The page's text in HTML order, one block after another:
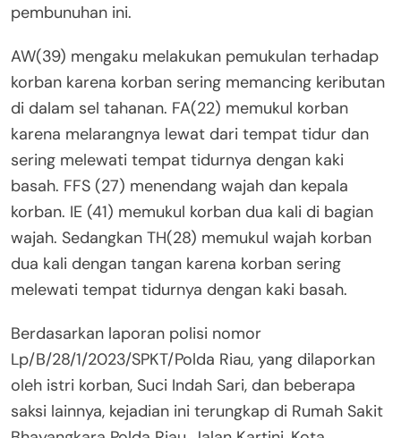
pembunuhan ini.
AW(39) mengaku melakukan pemukulan terhadap
korban karena korban sering memancing keributan
di dalam sel tahanan. FA(22) memukul korban
karena melarangnya lewat dari tempat tidur dan
sering melewati tempat tidurnya dengan kaki
basah. FFS (27) menendang wajah dan kepala
korban. IE (41) memukul korban dua kali di bagian
wajah. Sedangkan TH(28) memukul wajah korban
dua kali dengan tangan karena korban sering
melewati tempat tidurnya dengan kaki basah.
Berdasarkan laporan polisi nomor
Lp/B/28/1/2023/SPKT/Polda Riau, yang dilaporkan
oleh istri korban, Suci Indah Sari, dan beberapa
saksi lainnya, kejadian ini terungkap di Rumah Sakit